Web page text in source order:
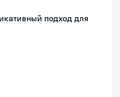
подход для